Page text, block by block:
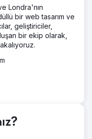
kolaylaştırdık.
kaldı ve tüm
edilmesini sağladı.
hızla uyguladık
ve
manuel süreçleri
ve
revizyonları hızla
Londra'nın
bir web tasarım ve
geliştiriciler,
bir ekip olarak,